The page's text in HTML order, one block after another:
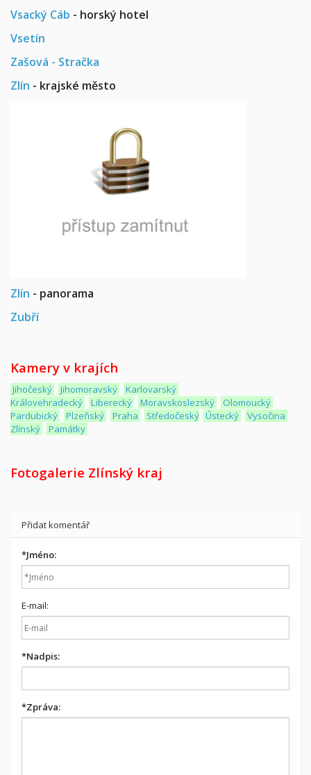
Vsacký Cáb - horský hotel
Vsetín
Zašová - Stračka
Zlín - krajské město
Zlín - panorama
Zubří
Kamery v krajích
Jihočeský Jihomoravský
Karlovarský
Královehradecký
Liberecký Moravskoslezský
Olomoucký
Pardubický
Plzeňský Praha Středočeský Ústecký
Vysočina
Zlínský
Památky
Fotogalerie Zlínský kraj
Přidat komentář
*Jméno:
E-mail:
*Nadpis:
*Zpráva: